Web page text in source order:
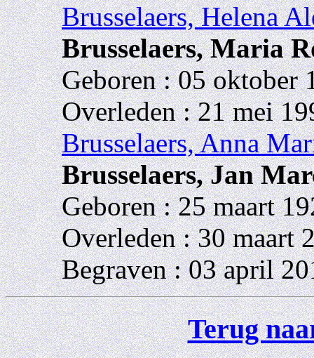
Brusselaers, Helena
Brusselaers, Maria
Geboren : 05 oktober
Overleden : 21 mei
Brusselaers, Anna
Brusselaers, Jan
Geboren : 25 maart
Overleden : 30 maart
Begraven : 03 april
Terug